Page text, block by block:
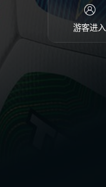
游客进入